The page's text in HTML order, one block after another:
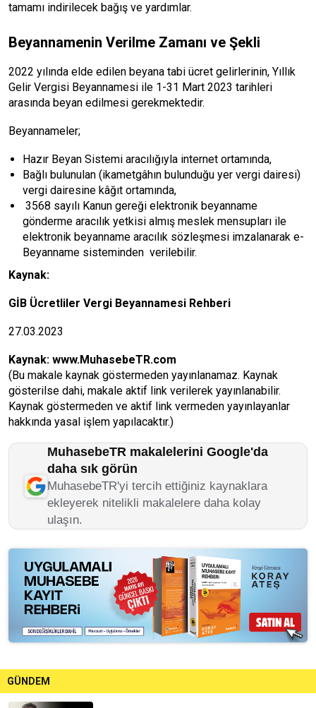
tamamı indirilecek bağış ve yardımlar.
Beyannamenin Verilme Zamanı ve Şekli
2022 yılında elde edilen beyana tabi ücret gelirlerinin, Yıllık
Gelir Vergisi Beyannamesi ile 1-31 Mart 2023 tarihleri
arasında beyan edilmesi gerekmektedir.
Beyannameler;
Hazır Beyan Sistemi aracılığıyla internet ortamında,
Bağlı bulunulan (ikametgâhın bulunduğu yer vergi dairesi)
vergi dairesine kâğıt ortamında,
3568 sayılı Kanun gereği elektronik beyanname
gönderme aracılık yetkisi almış meslek mensupları ile
elektronik beyanname aracılık sözleşmesi imzalanarak e-
Beyanname sisteminden verilebilir.
Kaynak:
GİB Ücretliler Vergi Beyannamesi Rehberi
27.03.2023
Kaynak: www.MuhasebeTR.com
(Bu makale kaynak göstermeden yayınlanamaz. Kaynak
gösterilse dahi, makale aktif link verilerek yayınlanabilir.
Kaynak göstermeden ve aktif link vermeden yayınlayanlar
hakkında yasal işlem yapılacaktır.)
MuhasebeTR makalelerini Google'da
daha sık görün
MuhasebeTR'yi tercih ettiğiniz kaynaklara
ekleyerek nitelikli makalelere daha kolay
ulaşın.
GÜNDEM